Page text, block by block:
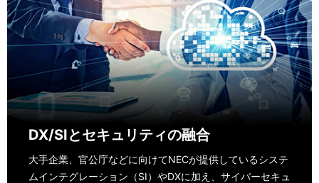
DX/SIとセキュリティの融合
大手企業、官公庁などに向けてNECが提供しているシステ
ムインテグレーション（SI）やDXに加え、サイバーセキュ